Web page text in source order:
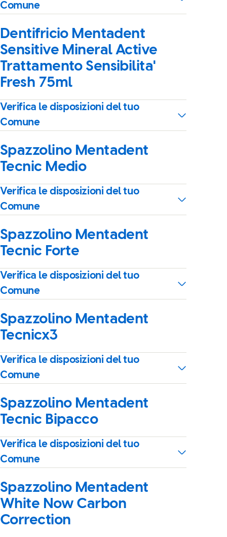
Comune
Dentifricio Mentadent
Sensitive Mineral Active
Trattamento Sensibilita'
Fresh 75ml
Verifica le disposizioni del tuo
Comune
Spazzolino Mentadent
Tecnic Medio
Verifica le disposizioni del tuo
Comune
Spazzolino Mentadent
Tecnic Forte
Verifica le disposizioni del tuo
Comune
Spazzolino Mentadent
Tecnicx3
Verifica le disposizioni del tuo
Comune
Spazzolino Mentadent
Tecnic Bipacco
Verifica le disposizioni del tuo
Comune
Spazzolino Mentadent
White Now Carbon
Correction